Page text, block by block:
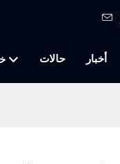
حالات أخبار